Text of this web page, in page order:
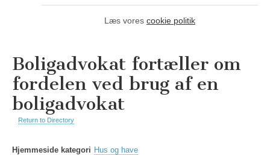
Læs vores cookie politik
Boligadvokat fortæller om
fordelen ved brug af en
boligadvokat
Return to Directory
Hjemmeside kategori Hus og have